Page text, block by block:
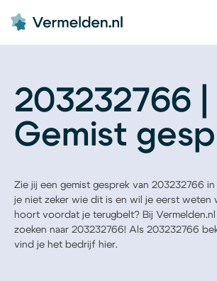
203232766 |
Gemist
Zie jij een gemist gesprek van 203232766
je niet zeker wie dit is en wil je eerst weten
hoort voordat je terugbelt? Bij Vermelden.nl
zoeken naar 203232766! Als 203232766
vind je het bedrijf hier.